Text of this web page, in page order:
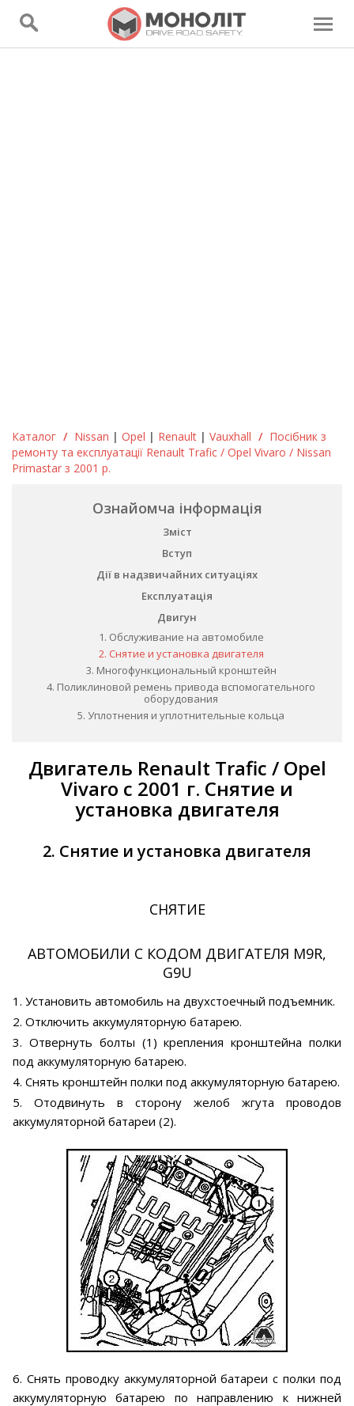
Каталог / Nissan | Opel | Renault | Vauxhall / Посібник з
ремонту та експлуатації Renault Trafic / Opel Vivaro / Nissan
Primastar з 2001 р.
Ознайомча інформація
Зміст
Вступ
Дії в надзвичайних ситуаціях
Експлуатація
Двигун
1. Обслуживание на автомобиле
2. Снятие и установка двигателя
3. Многофункциональный кронштейн
4. Поликлиновой ремень привода вспомогательного
оборудования
5. Уплотнения и уплотнительные кольца
Двигатель Renault Trafic / Opel
Vivaro с 2001 г. Снятие и
установка двигателя
2. Снятие и установка двигателя
СНЯТИЕ
АВТОМОБИЛИ С КОДОМ ДВИГАТЕЛЯ M9R,
G9U
1. Установить автомобиль на двухстоечный подъемник.
2. Отключить аккумуляторную батарею.
3. Отвернуть болты (1) крепления кронштейна полки
под аккумуляторную батарею.
4. Снять кронштейн полки под аккумуляторную батарею.
5. Отодвинуть в сторону желоб жгута проводов
аккумуляторной батареи (2).
6. Снять проводку аккумуляторной батареи с полки под
аккумуляторную батарею по направлению к нижней